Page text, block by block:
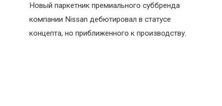
Новый паркетник премиального суббренда
компании Nissan дебютировал в статусе
концепта, но приближенного к производству.